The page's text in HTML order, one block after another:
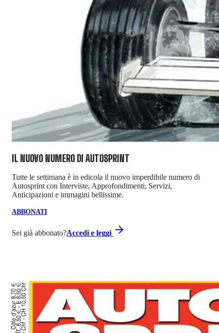
IL NUOVO NUMERO DI AUTOSPRINT
Tutte le settimana è in edicola il nuovo imperdibile numero di
Autosprint con Interviste, Approfondimenti, Servizi,
Anticipazioni e immagini bellissime.
ABBONATI
Sei già abbonato?Accedi e leggi